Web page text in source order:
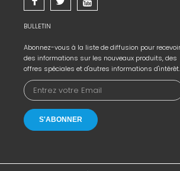
BULLETIN
Abonnez-vous à la liste de diffusion pour recevoir
des informations sur les nouveaux produits, des
offres spéciales et d'autres informations d'intérêt.